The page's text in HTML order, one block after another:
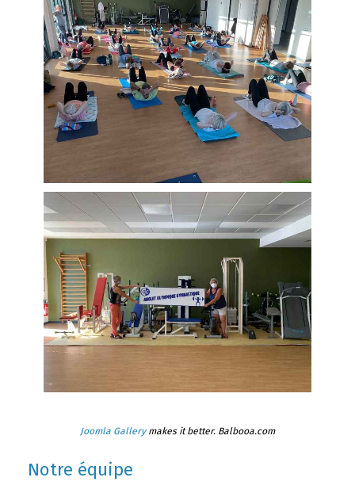
Joomla Gallerymakes it better. Balbooa.com
Notre équipe